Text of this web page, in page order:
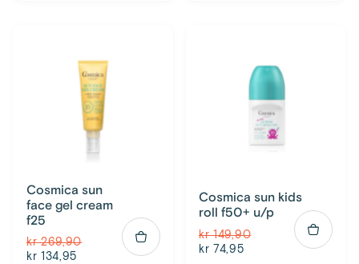
Cosmica sun
face gel cream
f25
kr 269,90
kr 134,95
Cosmica sun kids
roll f50+ u/p
kr 149,90
kr 74,95